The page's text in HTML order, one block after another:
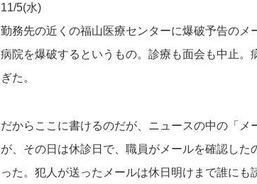
11/5(水)
勤務先の近くの福山医療センターに爆破予告の
病院を爆破するというもの。診療も面会も中止
ぎた。
だからここに書けるのだが、ニュースの中の「
が、その日は休診日で、職員がメールを確認し
った。犯人が送ったメールは休日明けまで誰に